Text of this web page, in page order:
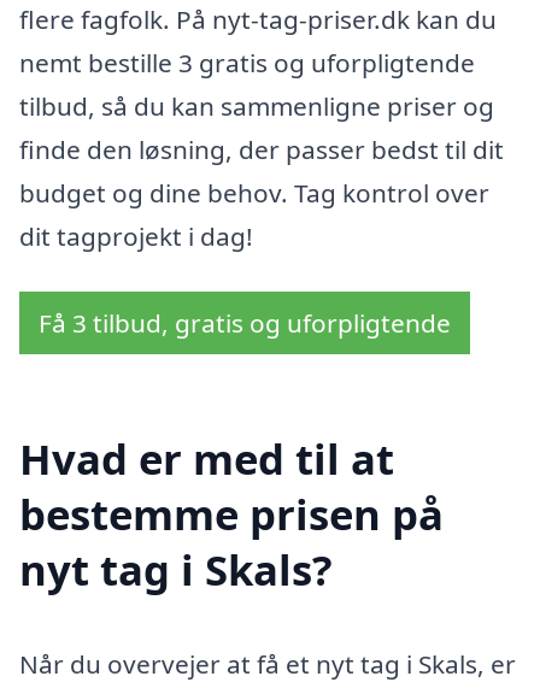
flere fagfolk. På nyt-tag-priser.dk kan du
nemt bestille 3 gratis og uforpligtende
tilbud, så du kan sammenligne priser og
finde den løsning, der passer bedst til dit
budget og dine behov. Tag kontrol over
dit tagprojekt i dag!
Få 3 tilbud, gratis og uforpligtende
Hvad er med til at
bestemme prisen på
nyt tag i Skals?
Når du overvejer at få et nyt tag i Skals, er